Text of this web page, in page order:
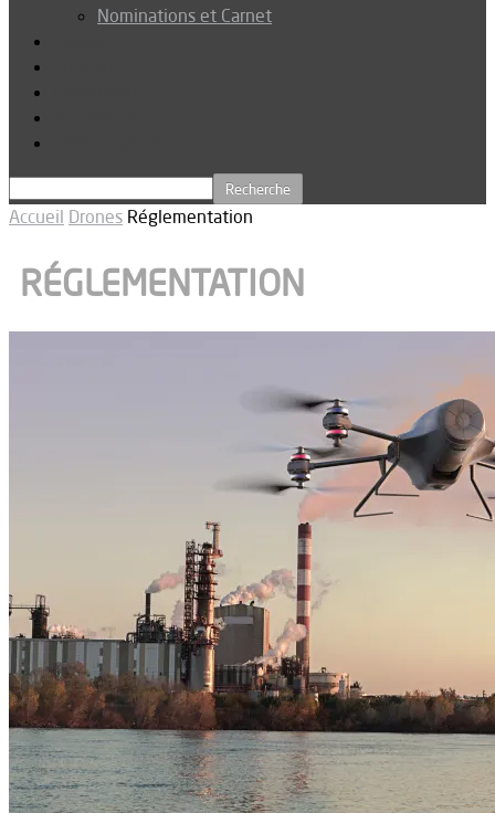
Nominations et Carnet
Accueil Drones Réglementation
RÉGLEMENTATION